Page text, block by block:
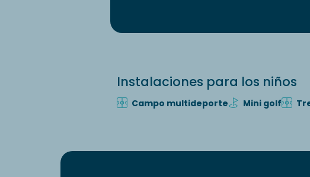
Instalaciones para los niños
Campo multideporte Mini golf